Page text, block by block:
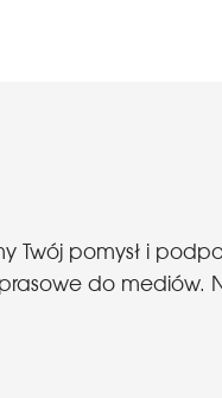
Twój pomysł i
do